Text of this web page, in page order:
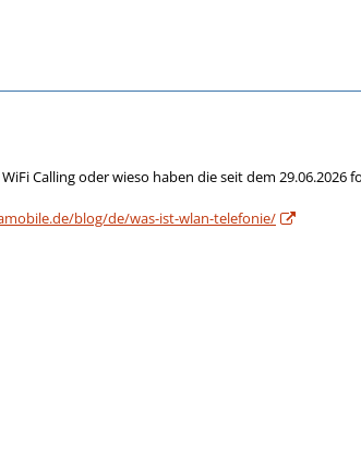
Calling oder wieso haben die seit dem 29.06.2026
blog/de/was-ist-wlan-telefonie/